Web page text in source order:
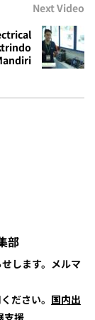
Next Video
部
します。メルマ
ださい。 国内出